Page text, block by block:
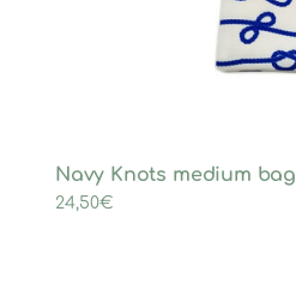
Navy Knots medium bag
24,50€